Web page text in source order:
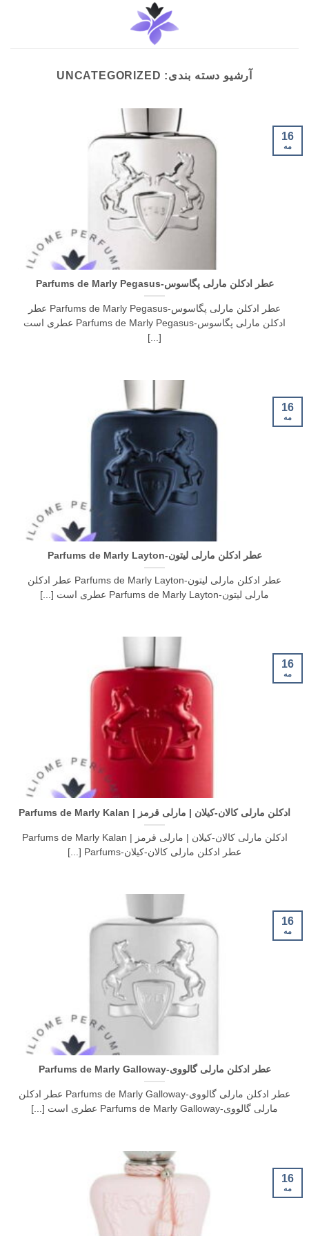
آرشیو دسته بندی: UNCATEGORIZED
عطر ادکلن مارلی پگاسوس-Parfums de Marly Pegasus
عطر ادکلن مارلی پگاسوس-Parfums de Marly Pegasus عطر
ادکلن مارلی پگاسوس-Parfums de Marly Pegasus عطری است
[...]
16
مه
عطر ادکلن مارلی لیتون-Parfums de Marly Layton
عطر ادکلن مارلی لیتون-Parfums de Marly Layton عطر ادکلن
مارلی لیتون-Parfums de Marly Layton عطری است [...]
16
مه
ادکلن مارلی کالان-کیلان | مارلی قرمز | Parfums de Marly Kalan
ادکلن مارلی کالان-کیلان | مارلی قرمز | Parfums de Marly Kalan
عطر ادکلن مارلی کالان-کیلان-Parfums [...]
16
مه
عطر ادکلن مارلی گالووی-Parfums de Marly Galloway
عطر ادکلن مارلی گالووی-Parfums de Marly Galloway عطر ادکلن
مارلی گالووی-Parfums de Marly Galloway عطری است [...]
16
مه
16
مه